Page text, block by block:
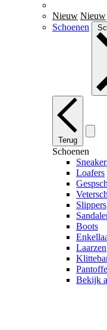
Nieuw Nieuw
Schoenen
Terug
Schoenen
Loafers
Slippers
Boots
Laarzen
Bekijk